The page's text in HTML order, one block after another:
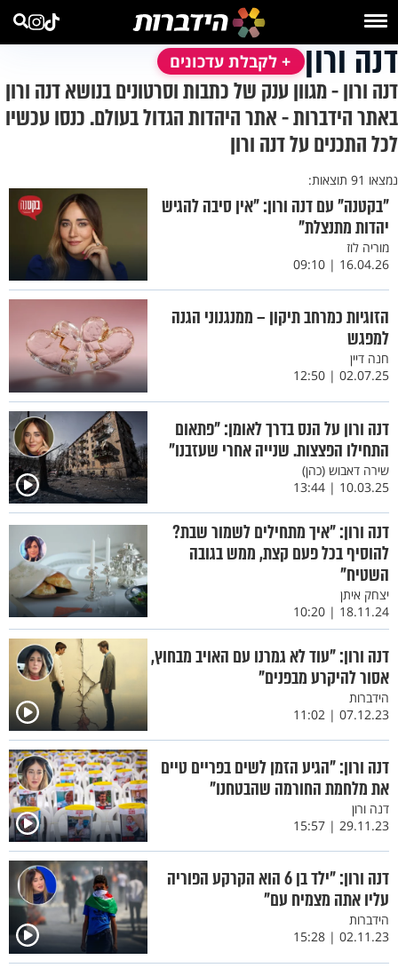
דנה ורון + לקבלת עדכונים
דנה ורון - מגוון ענק של כתבות וסרטונים בנושא דנה ורון
באתר הידברות - אתר היהדות הגדול בעולם. כנסו עכשיו
לכל התכנים על דנה ורון
נמצאו 91 תוצאות:
"בקטנה" עם דנה ורון: "אין סיבה להגיש
יהדות מתנצלת"
מוריה לוז
16.04.26 | 09:10
הזוגיות כמרחב תיקון – ממנגנוני הגנה
למפגש
חנה דיין
02.07.25 | 12:50
דנה ורון על הנס בדרך לאומן: "פתאום
התחילו הפצצות. שנייה אחרי שעזבנו"
שירה דאבוש (כהן)
10.03.25 | 13:44
דנה ורון: "איך מתחילים לשמור שבת?
להוסיף בכל פעם קצת, ממש בגובה
השטיח"
יצחק איתן
18.11.24 | 10:20
דנה ורון: "עוד לא גמרנו עם האויב מבחוץ,
אסור להיקרע מבפנים"
הידברות
07.12.23 | 11:02
דנה ורון: "הגיע הזמן לשים בפריים טיים
את מלחמת החורמה שהבטחנו"
דנה ורון
29.11.23 | 15:57
דנה ורון: "ילד בן 6 הוא הקרקע הפוריה
עליו אתה מצמיח עם"
הידברות
02.11.23 | 15:28